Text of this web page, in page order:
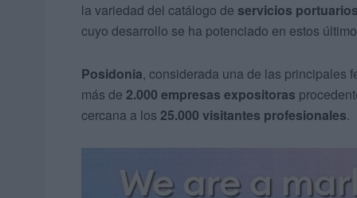
la variedad del catálogo de servicios portuarios
cuyo desarrollo se ha potenciado en estos
Posidonia, considerada una de las principales
más de 2.000 empresas expositoras
cercana a los 25.000 visitantes profesionales.